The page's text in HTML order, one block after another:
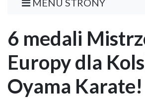
MENU STRONY
6 medali
Europy dla
Oyama Karate!